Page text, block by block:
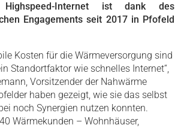
Internet ist dank des
Engagements seit 2017 in Pfofeld
Kosten für die Wärmeversorgung sind
Standortfaktor wie schnelles Internet“,
Vorsitzender der Nahwärme
haben gezeigt, wie sie das selbst
noch Synergien nutzen konnten.
Wärmekunden – Wohnhäuser,